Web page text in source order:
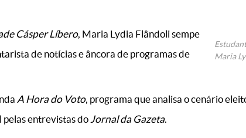
Maria
Cásper Líbero, Maria Lydia Flândoli sempe
de notícias e âncora de programas de
A Hora do Voto, programa que analisa o cenário
pelas entrevistas do Jornal da Gazeta.